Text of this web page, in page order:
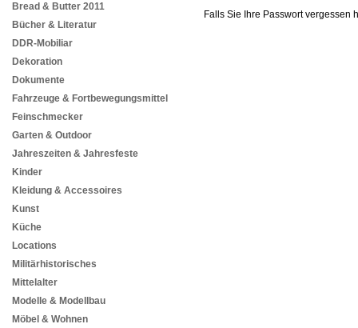
Bread & Butter 2011
Bücher & Literatur
DDR-Mobiliar
Dekoration
Dokumente
Fahrzeuge & Fortbewegungsmittel
Feinschmecker
Garten & Outdoor
Jahreszeiten & Jahresfeste
Kinder
Kleidung & Accessoires
Kunst
Küche
Locations
Militärhistorisches
Mittelalter
Modelle & Modellbau
Möbel & Wohnen
Falls Sie Ihre Passwort vergessen